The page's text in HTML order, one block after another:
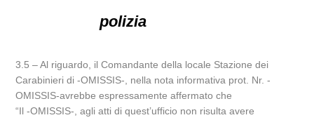
polizia
3.5 – Al riguardo, il Comandante della locale Stazione dei
Carabinieri di -OMISSIS-, nella nota informativa prot. Nr. -
OMISSIS-avrebbe espressamente affermato che
“Il -OMISSIS-, agli atti di quest’ufficio non risulta avere